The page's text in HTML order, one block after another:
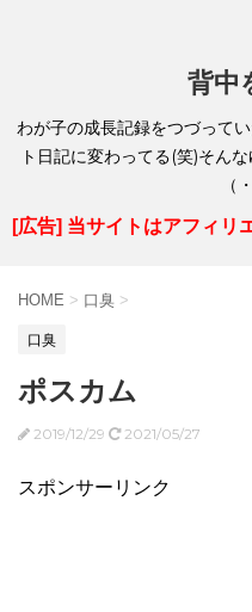
背中
わが子の成長記録をつづって
ト日記に変わってる(笑)そん
（
[広告] 当サイトはアフィリ
HOME > 口臭 >
口臭
ポスカム
2019/12/29 2021/05/27
スポンサーリンク